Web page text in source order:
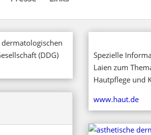
(DDG)
Spezielle
Laien zum
Hautpflege und
www.haut.de